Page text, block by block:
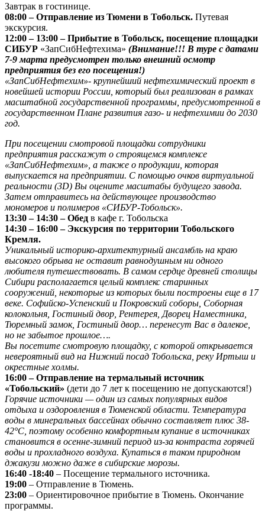
Завтрак в гостинице.
08:00 – Отправление из Тюмени в Тобольск. Путевая
экскурсия.
12:00 – 13:00 – Прибытие в Тобольск, посещение площадки
СИБУР «ЗапСибНефтехима» (Внимание!!! В туре с датами
7-9 марта предусмотрен только внешний осмотр
предприятия без его посещения!)
«ЗапСибНефтехим»- крупнейший нефтехимический проект в
новейшей истории России, который был реализован в рамках
масштабной государственной программы, предусмотренной в
государственном Плане развития газо- и нефтехимии до 2030
год.
При посещении смотровой площадки сотрудники
предприятия расскажут о строящемся комплексе
«ЗапСибНефтехим», а также о продукции, которая
выпускается на предприятии. С помощью очков виртуальной
реальности (3D) Вы оцените масштабы будущего завода.
Затем отправитесь на действующее производство
мономеров и полимеров «СИБУР-Тобольск».
13:30 – 14:30 – Обед в кафе г. Тобольска
14:30 – 16:00 – Экскурсия по территории Тобольского
Кремля.
Уникальный историко-архитектурный ансамбль на краю
высокого обрыва не оставит равнодушным ни одного
любителя путешествовать. В самом сердце древней столицы
Сибири располагается целый комплекс старинных
сооружений, некоторые из которых были построены еще в 17
веке. Софийско-Успенский и Покровский соборы, Соборная
колокольня, Гостиный двор, Рентерея, Дворец Наместника,
Тюремный замок, Гостиный двор… перенесут Вас в далекое,
но не забытое прошлое….
Вы посетите смотровую площадку, с которой открывается
невероятный вид на Нижний посад Тобольска, реку Иртыш и
окрестные холмы.
16:00 – Отправление на термальный источник
«Тобольский» (дети до 7 лет к посещению не допускаются!)
Горячие источники — один из самых популярных видов
отдыха и оздоровления в Тюменской области. Температура
воды в минеральных бассейнах обычно составляет плюс 38-
42°С, поэтому особенно комфортным купание в источниках
становится в осенне-зимний период из-за контраста горячей
воды и прохладного воздуха. Купаться в таком природном
джакузи можно даже в сибирские морозы.
16:40 -18:40 – Посещение термального источника.
19:00 – Отправление в Тюмень.
23:00 – Ориентировочное прибытие в Тюмень. Окончание
программы.